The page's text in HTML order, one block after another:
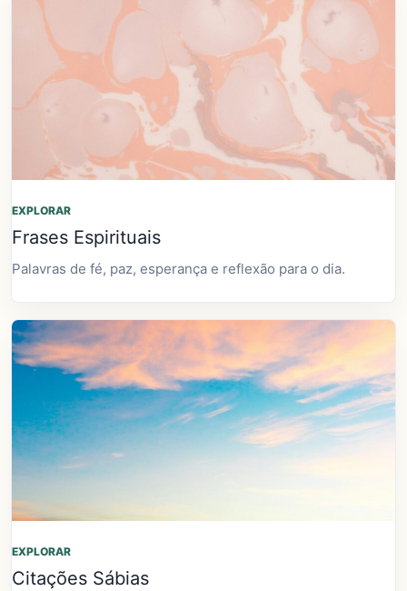
EXPLORAR
Frases Espirituais
Palavras de fé, paz, esperança e reflexão para o dia.
EXPLORAR
Citações Sábias